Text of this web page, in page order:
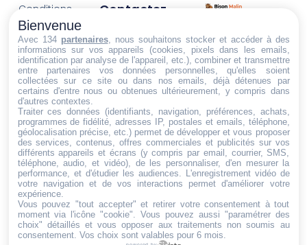
Trouvez ce qu'il vous faut,
au bon endroit
Conditions
générales
de vente
Politique de
cookies
Politique de
confidentialité
Mentions
légales
Conditions de
retour et de
remboursement
Droit de
rétractation
Contactez-
Email:
dt@sasbms.fr
Bienvenue
Avec 134 partenaires, nous souhaitons stocker et accéder à des
informations sur vos appareils (cookies, pixels dans les emails,
identification par analyse de l'appareil, etc.), combiner et transmettre
entre partenaires vos données personnelles, qu'elles soient
collectées sur ce site ou dans nos emails, déjà détenues par
certains d'entre nous ou obtenues ultérieurement, y compris dans
d'autres contextes.
Traiter ces données (identifiants, navigation, préférences, achats,
programmes de fidélité, adresses IP, postales et emails, téléphone,
géolocalisation précise, etc.) permet de développer et vous proposer
des services, contenus, offres commerciales et publicités sur vos
différents appareils et écrans (y compris par email, courrier, SMS,
téléphone, audio, et vidéo), de les personnaliser, d'en mesurer la
performance, et d'étudier les audiences. L'enregistrement vidéo de
votre navigation et de vos interactions permet d'améliorer votre
expérience.
Vous pouvez "tout accepter" et retirer votre consentement à tout
moment via l'icône "cookie" . Vous pouvez aussi "paramétrer des
choix" détaillés et vous opposer aux traitements non soumis au
consentement. Vos choix sont valables pour 6 mois.